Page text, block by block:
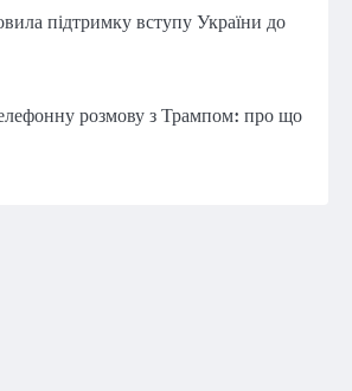
підтримку вступу України до
розмову з Трампом: про що